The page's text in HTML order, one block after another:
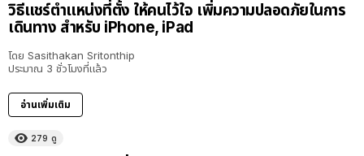
วิธีแชร์ตำแหน่งที่ตั้ง ให้คนไว้ใจ เพิ่มความปลอดภัยในการ
เดินทาง สำหรับ iPhone, iPad
โดย Sasithakan Sritonthip
ประมาณ 3 ชั่วโมงที่แล้ว
อ่านเพิ่มเติม
279 ดู